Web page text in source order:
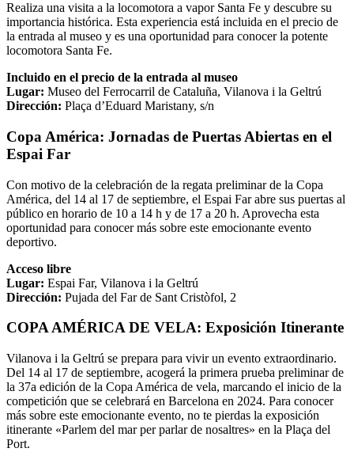
Realiza una visita a la locomotora a vapor Santa Fe y descubre su
importancia histórica. Esta experiencia está incluida en el precio de
la entrada al museo y es una oportunidad para conocer la potente
locomotora Santa Fe.
Incluido en el precio de la entrada al museo
Lugar: Museo del Ferrocarril de Cataluña, Vilanova i la Geltrú
Dirección: Plaça d’Eduard Maristany, s/n
Copa América: Jornadas de Puertas Abiertas en el
Espai Far
Con motivo de la celebración de la regata preliminar de la Copa
América, del 14 al 17 de septiembre, el Espai Far abre sus puertas al
público en horario de 10 a 14 h y de 17 a 20 h. Aprovecha esta
oportunidad para conocer más sobre este emocionante evento
deportivo.
Acceso libre
Lugar: Espai Far, Vilanova i la Geltrú
Dirección: Pujada del Far de Sant Cristòfol, 2
COPA AMÉRICA DE VELA: Exposición Itinerante
Vilanova i la Geltrú se prepara para vivir un evento extraordinario.
Del 14 al 17 de septiembre, acogerá la primera prueba preliminar de
la 37a edición de la Copa América de vela, marcando el inicio de la
competición que se celebrará en Barcelona en 2024. Para conocer
más sobre este emocionante evento, no te pierdas la exposición
itinerante «Parlem del mar per parlar de nosaltres» en la Plaça del
Port.